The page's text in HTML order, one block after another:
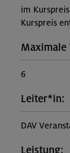
im
Kurspreis
Maximale
6
Leiter*in:
DAV